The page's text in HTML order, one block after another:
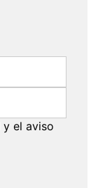
y el aviso